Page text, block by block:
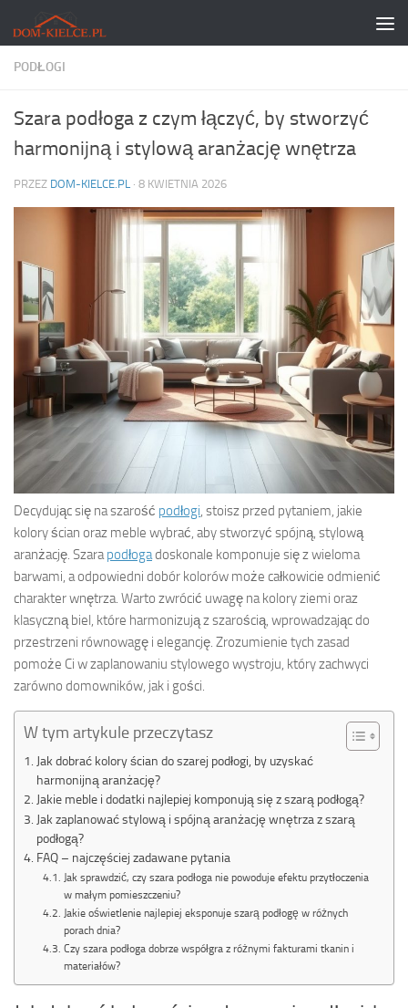
Skip to content
PODŁOGI
Szara podłoga z czym łączyć, by stworzyć
harmonijną i stylową aranżację wnętrza
PRZEZ DOM-KIELCE.PL · 8 KWIETNIA 2026
Decydując się na szarość podłogi , stoisz przed pytaniem, jakie
kolory ścian oraz meble wybrać, aby stworzyć spójną, stylową
aranżację. Szara podłogadoskonale komponuje się z wieloma
barwami, a odpowiedni dobór kolorów może całkowicie odmienić
charakter wnętrza. Warto zwrócić uwagę na kolory ziemi oraz
klasyczną biel, które harmonizują z szarością, wprowadzając do
przestrzeni równowagę i elegancję. Zrozumienie tych zasad
pomoże Ci w zaplanowaniu stylowego wystroju, który zachwyci
zarówno domowników, jak i gości.
W tym artykule przeczytasz
Jak dobrać kolory ścian do szarej podłogi, by uzyskać
harmonijną aranżację?
Jakie meble i dodatki najlepiej komponują się z szarą podłogą?
Jak zaplanować stylową i spójną aranżację wnętrza z szarą
podłogą?
FAQ – najczęściej zadawane pytania
Jak sprawdzić, czy szara podłoga nie powoduje efektu przytłoczenia
w małym pomieszczeniu?
Jakie oświetlenie najlepiej eksponuje szarą podłogę w różnych
porach dnia?
Czy szara podłoga dobrze współgra z różnymi fakturami tkanin i
materiałów?